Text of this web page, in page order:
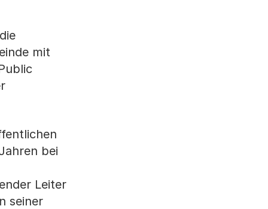
mit
bei
Leiter
seiner